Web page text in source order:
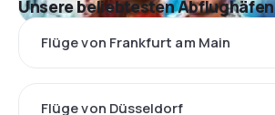
Unsere beliebtesten Abflughäfen
Flüge von Frankfurt am Main
Flüge von Düsseldorf